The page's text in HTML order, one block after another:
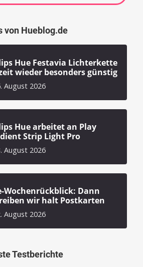
von Hueblog.de
Hue Festavia Lichterkette
wieder besonders günstig
August 2026
Hue arbeitet an Play
Strip Light Pro
August 2026
Wochenrückblick: Dann
wir halt Postkarten
August 2026
Testberichte